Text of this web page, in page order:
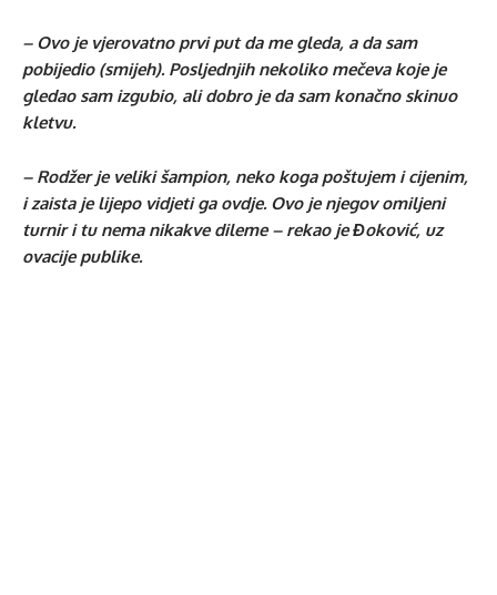
– Ovo je vjerovatno prvi put da me gleda, a da sam
pobijedio (smijeh). Posljednjih nekoliko mečeva koje je
gledao sam izgubio, ali dobro je da sam konačno skinuo
kletvu.
– Rodžer je veliki šampion, neko koga poštujem i cijenim,
i zaista je lijepo vidjeti ga ovdje. Ovo je njegov omiljeni
turnir i tu nema nikakve dileme – rekao je Đoković, uz
ovacije publike.